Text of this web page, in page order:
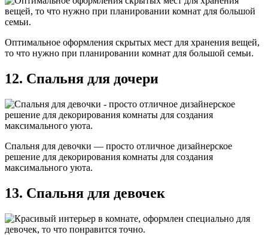
Оптимальное оформления скрытых мест для хранения вещей,
то что нужно при планировании комнат для большой семьи.
12. Спальня для дочери
Спальня для девочки — просто отличное дизайнерское
решение для декорирования комнаты для создания
максимального уюта.
13. Спальня для девочек